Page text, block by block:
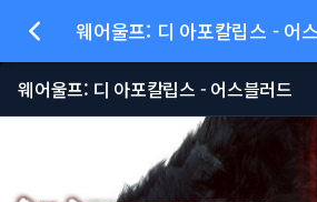
웨어울프: 디 아포칼립스 - 어
웨어울프: 디 아포칼립스 - 어스블러드